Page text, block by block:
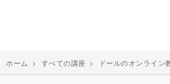
ホーム > すべての講座 > ドールのオンライン